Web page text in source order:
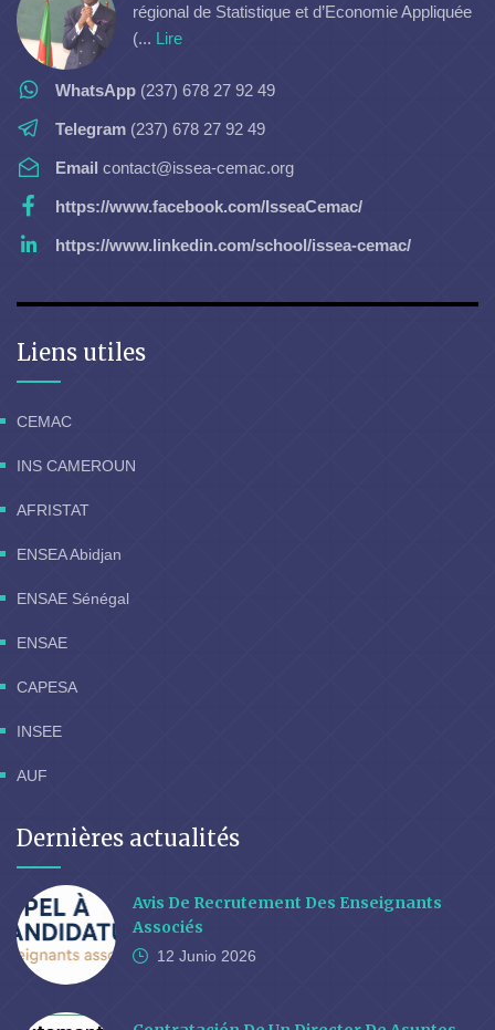
régional de Statistique et d’Economie Appliquée
(... Lire
WhatsApp (237) 678 27 92 49
Telegram (237) 678 27 92 49
Email contact@issea-cemac.org
https://www.facebook.com/IsseaCemac/
https://www.linkedin.com/school/issea-cemac/
Liens utiles
CEMAC
INS CAMEROUN
AFRISTAT
ENSEA Abidjan
ENSAE Sénégal
ENSAE
CAPESA
INSEE
AUF
Dernières actualités
Avis De Recrutement Des Enseignants
Associés
12 Junio 2026